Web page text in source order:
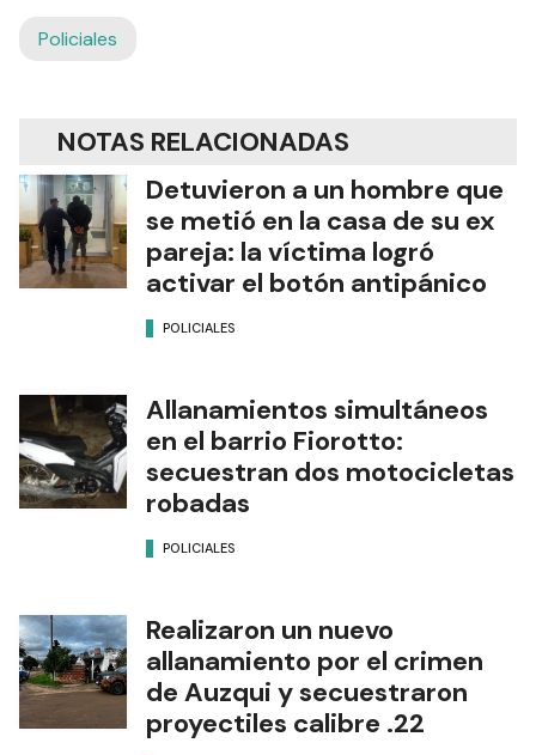
Policiales
NOTAS RELACIONADAS
Detuvieron a un hombre que
se metió en la casa de su ex
pareja: la víctima logró
activar el botón antipánico
POLICIALES
Allanamientos simultáneos
en el barrio Fiorotto:
secuestran dos motocicletas
robadas
POLICIALES
Realizaron un nuevo
allanamiento por el crimen
de Auzqui y secuestraron
proyectiles calibre .22